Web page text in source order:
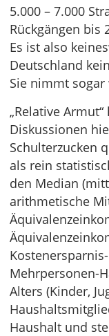
5.000 – 7.000
Rückgängen bis
Es ist also
Deutschland
Sie nimmt sogar
„Relative
Diskussionen
Schulterzucken
als rein
den Median
arithmetische
Mehrpersonen-
Alters (Kinder,
Haushalt und